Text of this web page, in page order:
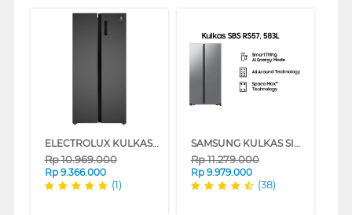
ELECTROLUX KULKAS SIDE BY SIDE REFRIGERATOR 436L ESE4500AB
Rp10.969.000
Rp 9.366.000
(1)
SAMSUNG KULKAS SIDE BY SIDE REFRIGERATOR RS57DG4000M9SE
Rp11.279.000
Rp 9.979.000
(38)